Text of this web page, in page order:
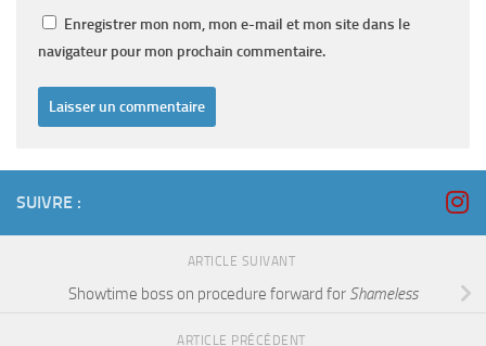
Enregistrer mon nom, mon e-mail et mon site dans le
navigateur pour mon prochain commentaire.
SUIVRE :
ARTICLE SUIVANT
Showtime boss on procedure forward for Shameless
ARTICLE PRÉCÉDENT